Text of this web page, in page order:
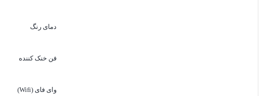
دمای رنگ
فن خنک کننده
وای فای (Wifi)